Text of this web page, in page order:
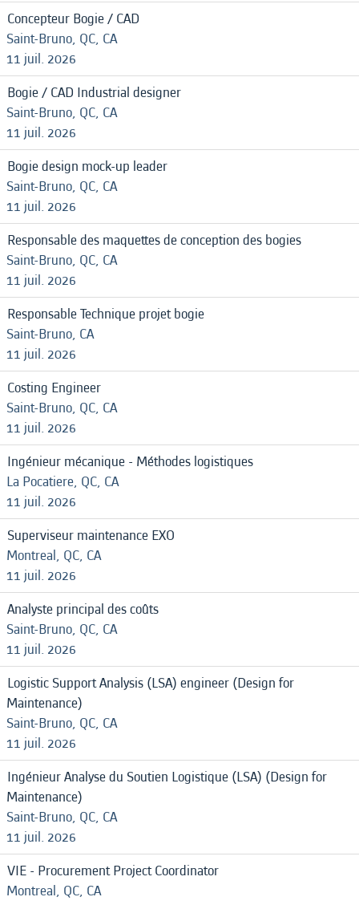
Concepteur Bogie / CAD
Saint-Bruno, QC, CA
11 juil. 2026
Bogie / CAD Industrial designer
Saint-Bruno, QC, CA
11 juil. 2026
Bogie design mock-up leader
Saint-Bruno, QC, CA
11 juil. 2026
Responsable des maquettes de conception des bogies
Saint-Bruno, QC, CA
11 juil. 2026
Responsable Technique projet bogie
Saint-Bruno, CA
11 juil. 2026
Costing Engineer
Saint-Bruno, QC, CA
11 juil. 2026
Ingénieur mécanique - Méthodes logistiques
La Pocatiere, QC, CA
11 juil. 2026
Superviseur maintenance EXO
Montreal, QC, CA
11 juil. 2026
Analyste principal des coûts
Saint-Bruno, QC, CA
11 juil. 2026
Logistic Support Analysis (LSA) engineer (Design for
Maintenance)
Saint-Bruno, QC, CA
11 juil. 2026
Ingénieur Analyse du Soutien Logistique (LSA) (Design for
Maintenance)
Saint-Bruno, QC, CA
11 juil. 2026
VIE - Procurement Project Coordinator
Montreal, QC, CA